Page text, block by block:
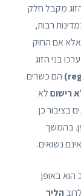
מקבל חלק
רבות,
אלא אם החוק
בני הזוג
הם כשרים
רישוםלא
בציבור כן
בהמשך
נשואים.
הוא באופן
הליך